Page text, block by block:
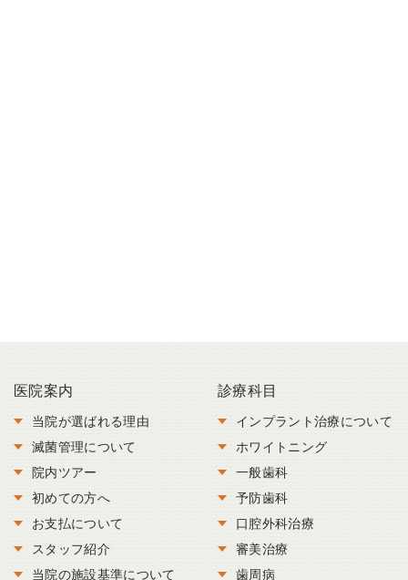
医院案内
当院が選ばれる理由
滅菌管理について
院内ツアー
初めての方へ
お支払について
スタッフ紹介
当院の施設基準について
診療科目
インプラント治療について
ホワイトニング
一般歯科
予防歯科
口腔外科治療
審美治療
歯周病